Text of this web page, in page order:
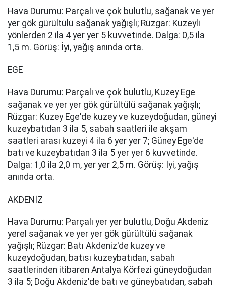
Hava Durumu: Parçalı ve çok bulutlu, sağanak ve yer
yer gök gürültülü sağanak yağışlı; Rüzgar: Kuzeyli
yönlerden 2 ila 4 yer yer 5 kuvvetinde. Dalga: 0,5 ila
1,5 m. Görüş: İyi, yağış anında orta.
EGE
Hava Durumu: Parçalı ve çok bulutlu, Kuzey Ege
sağanak ve yer yer gök gürültülü sağanak yağışlı;
Rüzgar: Kuzey Ege'de kuzey ve kuzeydoğudan, güneyi
kuzeybatıdan 3 ila 5, sabah saatleri ile akşam
saatleri arası kuzeyi 4 ila 6 yer yer 7; Güney Ege'de
batı ve kuzeybatıdan 3 ila 5 yer yer 6 kuvvetinde.
Dalga: 1,0 ila 2,0 m, yer yer 2,5 m. Görüş: İyi, yağış
anında orta.
AKDENİZ
Hava Durumu: Parçalı yer yer bulutlu, Doğu Akdeniz
yerel sağanak ve yer yer gök gürültülü sağanak
yağışlı; Rüzgar: Batı Akdeniz'de kuzey ve
kuzeydoğudan, batısı kuzeybatıdan, sabah
saatlerinden itibaren Antalya Körfezi güneydoğudan
3 ila 5; Doğu Akdeniz'de batı ve güneybatıdan, sabah